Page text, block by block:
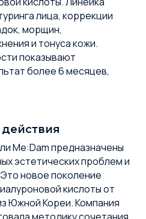
лица, коррекции
морщин,
и тонуса кожи.
показывают
более 6 месяцев,
Me:Dam предназначены
эстетических проблем и
новое поколение
кислоты от
Южной Кореи. Компания